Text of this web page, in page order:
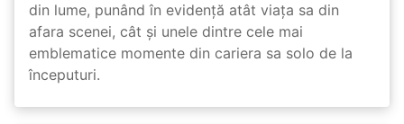
din lume, punând în evidență atât viața sa din
afara scenei, cât și unele dintre cele mai
emblematice momente din cariera sa solo de la
începuturi.